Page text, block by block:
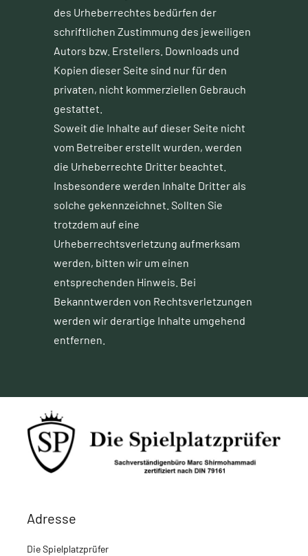
des Urheberrechtes bedürfen der
schriftlichen Zustimmung des jeweiligen
Autors bzw. Erstellers. Downloads und
Kopien dieser Seite sind nur für den
privaten, nicht kommerziellen Gebrauch
gestattet.
Soweit die Inhalte auf dieser Seite nicht
vom Betreiber erstellt wurden, werden
die Urheberrechte Dritter beachtet.
Insbesondere werden Inhalte Dritter als
solche gekennzeichnet. Sollten Sie
trotzdem auf eine
Urheberrechtsverletzung aufmerksam
werden, bitten wir um einen
entsprechenden Hinweis. Bei
Bekanntwerden von Rechtsverletzungen
werden wir derartige Inhalte umgehend
entfernen.
Adresse
Die Spielplatzprüfer